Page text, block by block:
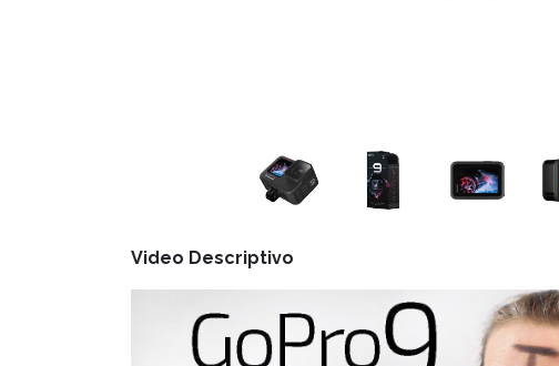
Video Descriptivo